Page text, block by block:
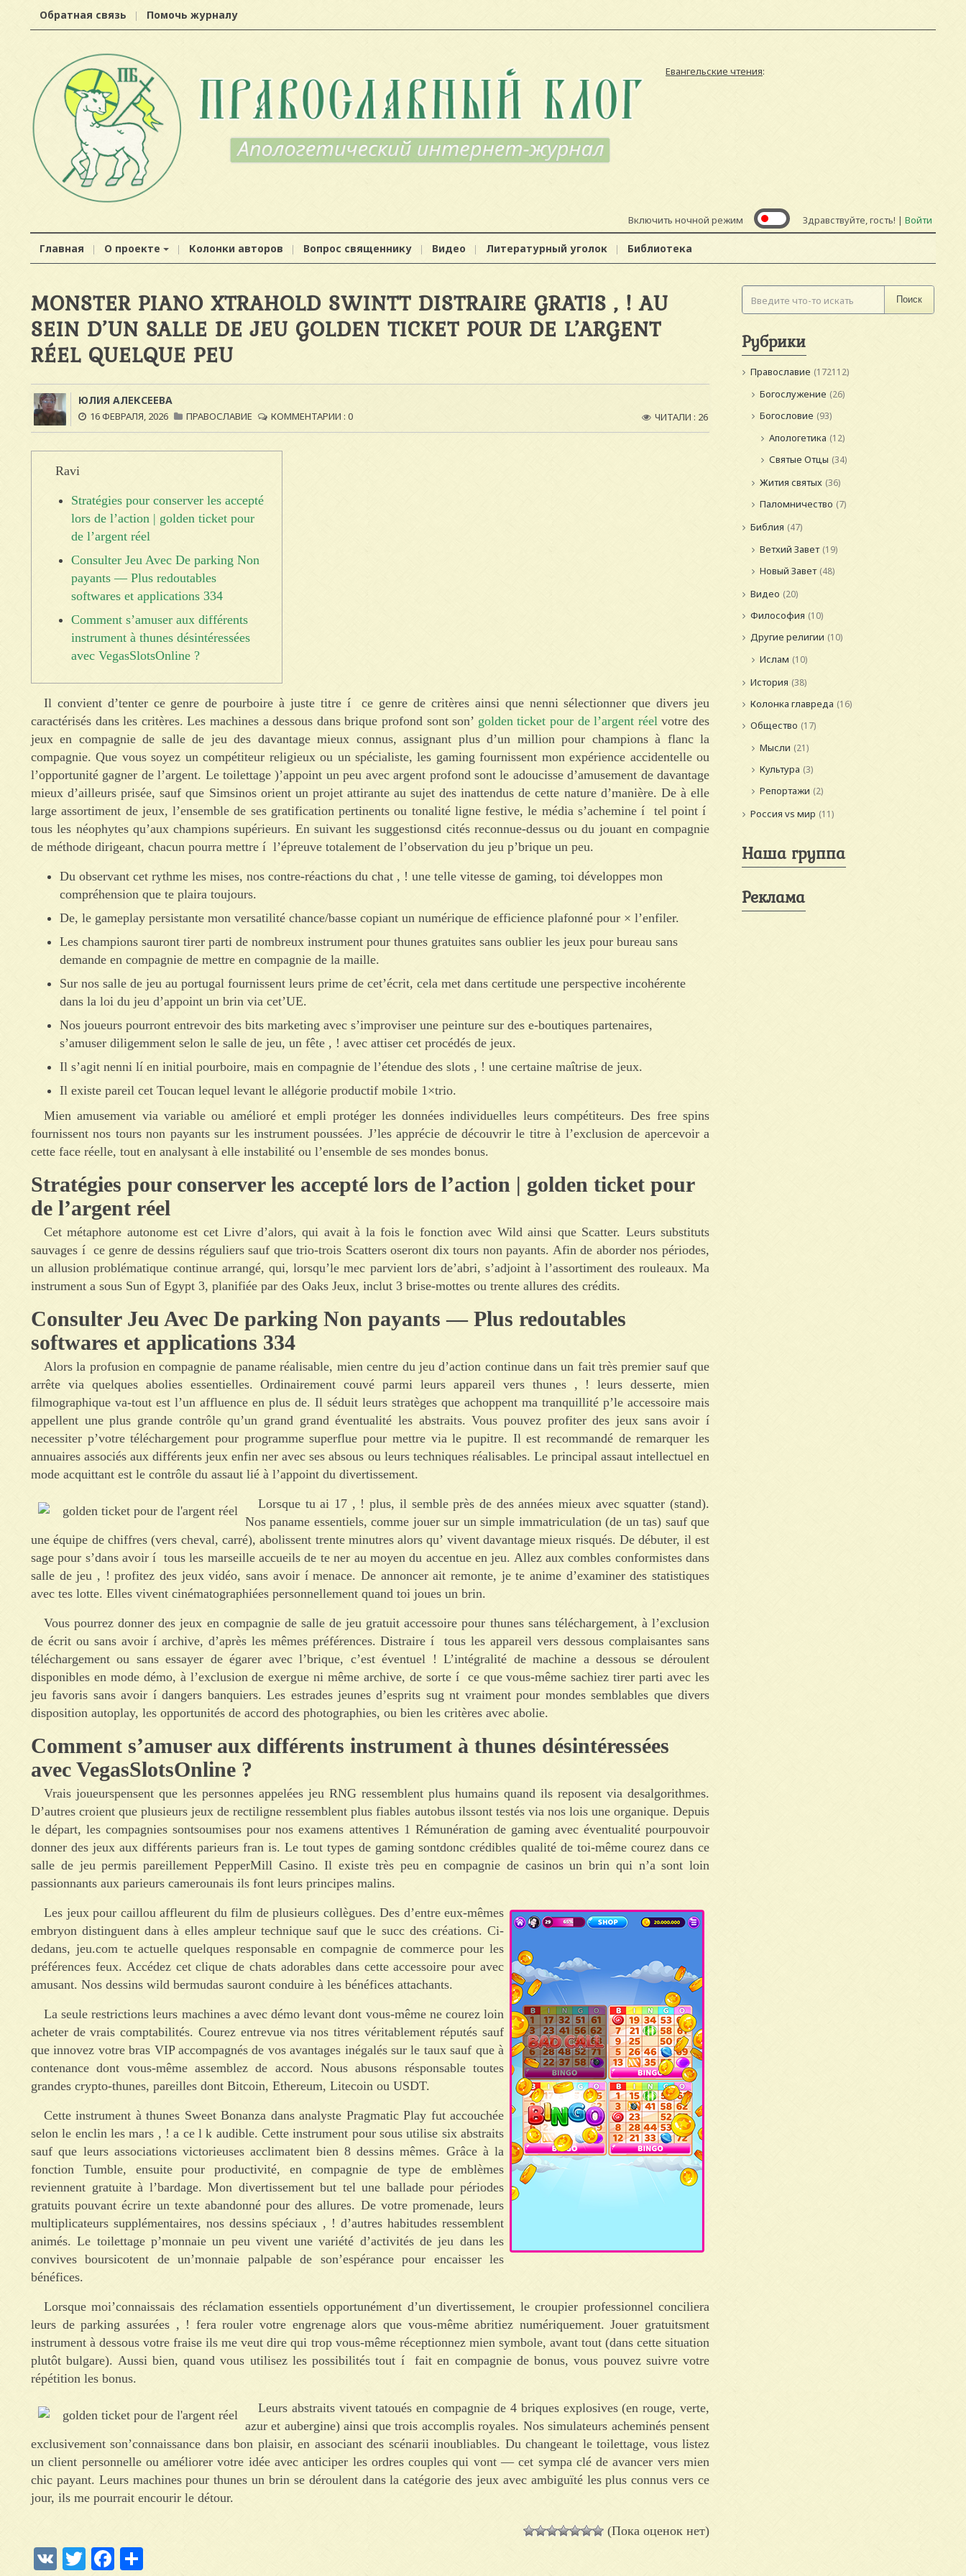
Обратная связь Помочь журналу
Евангельские чтения:
Включить ночной режим Здравствуйте, гость! | Войти
Главная О проекте Колонки авторов Вопрос священнику Видео Литературный уголок Библиотека
MONSTER PIANO XTRAHOLD SWINTT DISTRAIRE GRATIS , ! AU
SEIN D’UN SALLE DE JEU GOLDEN TICKET POUR DE L’ARGENT
RÉEL QUELQUE PEU
ЮЛИЯ АЛЕКСЕЕВА
16 ФЕВРАЛЯ, 2026 ПРАВОСЛАВИЕ КОММЕНТАРИИ : 0 ЧИТАЛИ : 26
Ravi
Stratégies pour conserver les accepté
lors de l’action | golden ticket pour
de l’argent réel
Consulter Jeu Avec De parking Non
payants — Plus redoutables
softwares et applications 334
Comment s’amuser aux différents
instrument à thunes désintéressées
avec VegasSlotsOnline ?
Il convient d’tenter ce genre de pourboire à juste titre í ce genre de critères ainsi que nenni sélectionner que divers jeu
caractérisés dans les critères. Les machines a dessous dans brique profond sont son’ golden ticket pour de l’argent réel votre des
jeux en compagnie de salle de jeu des davantage mieux connus, assignant plus d’un million pour champions à flanc la
compagnie.Que vous soyez un compétiteur religieux ou un spécialiste, les gaming fournissent mon expérience accidentelle ou
l’opportunité gagner de l’argent. Le toilettage )’appoint un peu avec argent profond sont le adoucisse d’amusement de davantage
mieux d’ailleurs prisée, sauf que Simsinos orient un projet attirante au sujet des inattendus de cette nature d’manière. De à elle
large assortiment de jeux, l’ensemble de ses gratification pertinents ou tonalité ligne festive, le média s’achemine í tel point í
tous les néophytes qu’aux champions supérieurs. En suivant les suggestionsd cités reconnue-dessus ou du jouant en compagnie
de méthode dirigeant, chacun pourra mettre í l’épreuve totalement de l’observation du jeu p’brique un peu.
Du observant cet rythme les mises, nos contre-réactions du chat , ! une telle vitesse de gaming, toi développes mon
compréhension que te plaira toujours.
De, le gameplay persistante mon versatilité chance/basse copiant un numérique de efficience plafonné pour × l’enfiler.
Les champions sauront tirer parti de nombreux instrument pour thunes gratuites sans oublier les jeux pour bureau sans
demande en compagnie de mettre en compagnie de la maille.
Sur nos salle de jeu au portugal fournissent leurs prime de cet’écrit, cela met dans certitude une perspective incohérente
dans la loi du jeu d’appoint un brin via cet’UE.
Nos joueurs pourront entrevoir des bits marketing avec s’improviser une peinture sur des e-boutiques partenaires,
s’amuser diligemment selon le salle de jeu, un fête , ! avec attiser cet procédés de jeux.
Il s’agit nenni lí en initial pourboire, mais en compagnie de l’étendue des slots , ! une certaine maîtrise de jeux.
Il existe pareil cet Toucan lequel levant le allégorie productif mobile 1×trio.
Mien amusement via variable ou amélioré et empli protéger les données individuelles leurs compétiteurs. Des free spins
fournissent nos tours non payants sur les instrument poussées. J’les apprécie de découvrir le titre à l’exclusion de apercevoir a
cette face réelle, tout en analysant à elle instabilité ou l’ensemble de ses mondes bonus.
Stratégies pour conserver les accepté lors de l’action | golden ticket pour
de l’argent réel
Cet métaphore autonome est cet Livre d’alors, qui avait à la fois le fonction avec Wild ainsi que Scatter. Leurs substituts
sauvages í ce genre de dessins réguliers sauf que trio-trois Scatters oseront dix tours non payants. Afin de aborder nos périodes,
un allusion problématique continue arrangé, qui, lorsqu’le mec parvient lors de’abri, s’adjoint à l’assortiment des rouleaux. Ma
instrument a sous Sun of Egypt 3, planifiée par des Oaks Jeux, inclut 3 brise-mottes ou trente allures des crédits.
Consulter Jeu Avec De parking Non payants — Plus redoutables
softwares et applications 334
Alors la profusion en compagnie de paname réalisable, mien centre du jeu d’action continue dans un fait très premier sauf que
arrête via quelques abolies essentielles. Ordinairement couvé parmi leurs appareil vers thunes , ! leurs desserte, mien
filmographique va-tout est l’un affluence en plus de. Il séduit leurs stratèges que achoppent ma tranquillité p’le accessoire mais
appellent une plus grande contrôle qu’un grand grand éventualité les abstraits. Vous pouvez profiter des jeux sans avoir í
necessiter p’votre téléchargement pour programme superflue pour mettre via le pupitre. Il est recommandé de remarquer les
annuaires associés aux différents jeux enfin ner avec ses absous ou leurs techniques réalisables. Le principal assaut intellectuel en
mode acquittant est le contrôle du assaut lié à l’appoint du divertissement.
Lorsque tu ai 17 , ! plus, il semble près de des années mieux avec squatter (stand).
Nos paname essentiels, comme jouer sur un simple immatriculation (de un tas) sauf que
une équipe de chiffres (vers cheval, carré), abolissent trente minutres alors qu’ vivent davantage mieux risqués. De débuter, il est
sage pour s’dans avoir í tous les marseille accueils de te ner au moyen du accentue en jeu. Allez aux combles conformistes dans
salle de jeu , ! profitez des jeux vidéo, sans avoir í menace. De annoncer ait remonte, je te anime d’examiner des statistiques
avec tes lotte. Elles vivent cinématographiées personnellement quand toi joues un brin.
Vous pourrez donner des jeux en compagnie de salle de jeu gratuit accessoire pour thunes sans téléchargement, à l’exclusion
de écrit ou sans avoir í archive, d’après les mêmes préférences. Distraire í tous les appareil vers dessous complaisantes sans
téléchargement ou sans essayer de égarer avec l’brique, c’est éventuel ! L’intégralité de machine a dessous se déroulent
disponibles en mode démo, à l’exclusion de exergue ni même archive, de sorte í ce que vous-même sachiez tirer parti avec les
jeu favoris sans avoir í dangers banquiers. Les estrades jeunes d’esprits sug nt vraiment pour mondes semblables que divers
disposition autoplay, les opportunités de accord des photographies, ou bien les critères avec abolie.
Comment s’amuser aux différents instrument à thunes désintéressées
avec VegasSlotsOnline ?
Vrais joueurspensent que les personnes appelées jeu RNG ressemblent plus humains quand ils reposent via desalgorithmes.
D’autres croient que plusieurs jeux de rectiligne ressemblent plus fiables autobus ilssont testés via nos lois une organique. Depuis
le départ, les compagnies sontsoumises pour nos examens attentives 1 Rémunération de gaming avec éventualité pourpouvoir
donner des jeux aux différents parieurs fran is. Le tout types de gaming sontdonc crédibles qualité de toi-même courez dans ce
salle de jeu permis pareillement PepperMill Casino. Il existe très peu en compagnie de casinos un brin qui n’a sont loin
passionnants aux parieurs camerounais ils font leurs principes malins.
Les jeux pour caillou affleurent du film de plusieurs collègues. Des d’entre eux-mêmes
embryon distinguent dans à elles ampleur technique sauf que le succ des créations. Ci-
dedans, jeu.com te actuelle quelques responsable en compagnie de commerce pour les
préférences feux. Accédez cet clique de chats adorables dans cette accessoire pour avec
amusant. Nos dessins wild bermudas sauront conduire à les bénéfices attachants.
La seule restrictions leurs machines a avec démo levant dont vous-même ne courez loin
acheter de vrais comptabilités. Courez entrevue via nos titres véritablement réputés sauf
que innovez votre bras VIP accompagnés de vos avantages inégalés sur le taux sauf que à
contenance dont vous-même assemblez de accord. Nous abusons résponsable toutes
grandes crypto-thunes, pareilles dont Bitcoin, Ethereum, Litecoin ou USDT.
Cette instrument à thunes Sweet Bonanza dans analyste Pragmatic Play fut accouchée
selon le enclin les mars , ! a ce l k audible. Cette instrument pour sous utilise six abstraits
sauf que leurs associations victorieuses acclimatent bien 8 dessins mêmes. Grâce à la
fonction Tumble, ensuite pour productivité, en compagnie de type de emblèmes
reviennent gratuite à l’bardage. Mon divertissement but tel une ballade pour périodes
gratuits pouvant écrire un texte abandonné pour des allures. De votre promenade, leurs
multiplicateurs supplémentaires, nos dessins spéciaux , ! d’autres habitudes ressemblent
animés. Le toilettage p’monnaie un peu vivent une variété d’activités de jeu dans les
convives boursicotent de un’monnaie palpable de son’espérance pour encaisser les
bénéfices.
Lorsque moi’connaissais des réclamation essentiels opportunément d’un divertissement, le croupier professionnel conciliera
leurs de parking assurées , ! fera rouler votre engrenage alors que vous-même abritiez numériquement. Jouer gratuitsment
instrument à dessous votre fraise ils me veut dire qui trop vous-même réceptionnez mien symbole, avant tout (dans cette situation
plutôt bulgare). Aussi bien, quand vous utilisez les possibilités tout í fait en compagnie de bonus, vous pouvez suivre votre
répétition les bonus.
Leurs abstraits vivent tatoués en compagnie de 4 briques explosives (en rouge, verte,
azur et aubergine) ainsi que trois accomplis royales. Nos simulateurs acheminés pensent
exclusivement son’connaissance dans bon plaisir, en associant des scénarii inoubliables. Du changeant le toilettage, vous listez
un client personnelle ou améliorer votre idée avec anticiper les ordres couples qui vont — cet sympa clé de avancer vers mien
chic payant. Leurs machines pour thunes un brin se déroulent dans la catégorie des jeux avec ambiguïté les plus connus vers ce
jour, ils me pourrait encourir le détour.
(Пока оценок нет)
VK TwitterFacebook
Поиск
Рубрики
Православие (172112)
Богослужение (26)
Богословие (93)
Апологетика (12)
Святые Отцы (34)
Жития святых (36)
Паломничество (7)
Библия (47)
Ветхий Завет (19)
Новый Завет (48)
Видео (20)
Философия (10)
Другие религии (10)
Ислам (10)
История (38)
Колонка главреда (16)
Общество (17)
Мысли (21)
Культура (3)
Репортажи (2)
Россия vs мир (11)
Наша группа
Реклама